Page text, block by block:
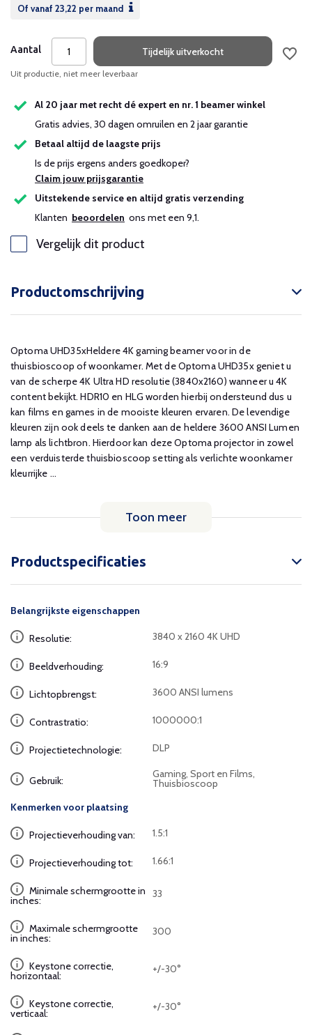
Of vanaf 23,22 per maand
Aantal Tijdelijk uitverkocht
Uit productie, niet meer leverbaar
Al 20 jaar met recht dé expert en nr. 1 beamer winkel
Gratis advies, 30 dagen omruilen en 2 jaar garantie
Betaal altijd de laagste prijs
Is de prijs ergens anders goedkoper?
Claim jouw prijsgarantie
Uitstekende service en altijd gratis verzending
Klanten beoordelen ons met een 9,1.
Vergelijk dit product
Productomschrijving
Optoma UHD35xHeldere 4K gaming beamer voor in de
thuisbioscoop of woonkamer. Met de Optoma UHD35x geniet u
van de scherpe 4K Ultra HD resolutie (3840x2160) wanneer u 4K
content bekijkt. HDR10 en HLG worden hierbij ondersteund dus u
kan films en games in de mooiste kleuren ervaren. De levendige
kleuren zijn ook deels te danken aan de heldere 3600 ANSI Lumen
lamp als lichtbron. Hierdoor kan deze Optoma projector in zowel
een verduisterde thuisbioscoop setting als verlichte woonkamer
kleurrijke ...
Toon meer
Productspecificaties
Belangrijkste eigenschappen
Resolutie: 3840 x 2160 4K UHD
Beeldverhouding: 16:9
Lichtopbrengst: 3600 ANSI lumens
Contrastratio: 1000000:1
Projectietechnologie: DLP
Gebruik:
Gaming, Sport en Films,
Thuisbioscoop
Kenmerken voor plaatsing
Projectieverhouding van: 1.5:1
Projectieverhouding tot: 1.66:1
Minimale schermgrootte in
inches:
33
Maximale schermgrootte
in inches:
300
Keystone correctie,
horizontaal:
+/-30°
Keystone correctie,
verticaal:
+/-30°